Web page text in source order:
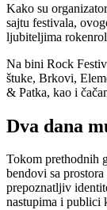
Kako su
sajtu festivala,
ljubiteljima
Na bini Rock
štuke, Brkovi,
& Patka, kao i
Dva dana
Tokom prethodnih
bendovi sa
prepoznatljiv
nastupima i publici